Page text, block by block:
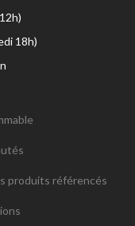
18h)
produits référencés